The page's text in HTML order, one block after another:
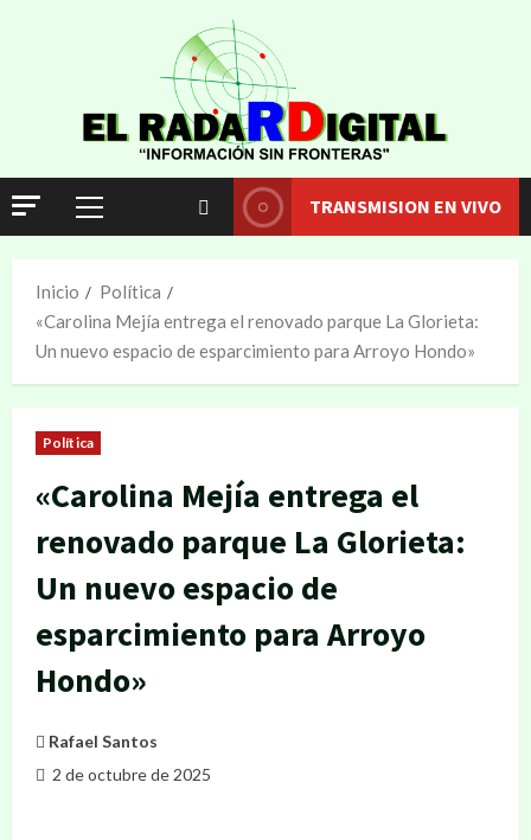
TRANSMISION EN VIVO
Inicio
Política
«Carolina Mejía entrega el renovado parque La Glorieta:
Un nuevo espacio de esparcimiento para Arroyo Hondo»
Política
«Carolina Mejía entrega el
renovado parque La Glorieta:
Un nuevo espacio de
esparcimiento para Arroyo
Hondo»
Rafael Santos
2 de octubre de 2025